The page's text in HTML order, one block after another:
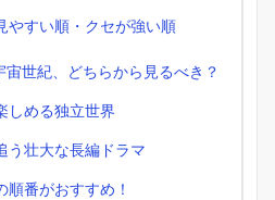
やすい順・クセが強い順
世紀、どちらから見るべき？
しめる独立世界
う壮大な長編ドラマ
順番がおすすめ！